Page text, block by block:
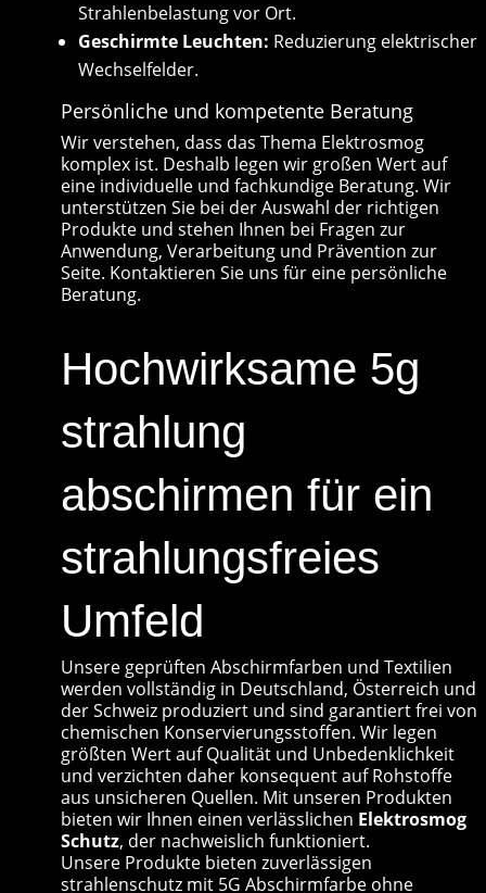
Strahlenbelastung vor Ort.
Geschirmte Leuchten: Reduzierung elektrischer
Wechselfelder.
Persönliche und kompetente Beratung
Wir verstehen, dass das Thema Elektrosmog
komplex ist. Deshalb legen wir großen Wert auf
eine individuelle und fachkundige Beratung. Wir
unterstützen Sie bei der Auswahl der richtigen
Produkte und stehen Ihnen bei Fragen zur
Anwendung, Verarbeitung und Prävention zur
Seite. Kontaktieren Sie uns für eine persönliche
Beratung.
Hochwirksame 5g
strahlung
abschirmen für ein
strahlungsfreies
Umfeld
Unsere geprüften Abschirmfarben und Textilien
werden vollständig in Deutschland, Österreich und
der Schweiz produziert und sind garantiert frei von
chemischen Konservierungsstoffen. Wir legen
größten Wert auf Qualität und Unbedenklichkeit
und verzichten daher konsequent auf Rohstoffe
aus unsicheren Quellen. Mit unseren Produkten
bieten wir Ihnen einen verlässlichen Elektrosmog
Schutz, der nachweislich funktioniert.
Unsere Produkte bieten zuverlässigen
strahlenschutz mit 5G Abschirmfarbe ohne